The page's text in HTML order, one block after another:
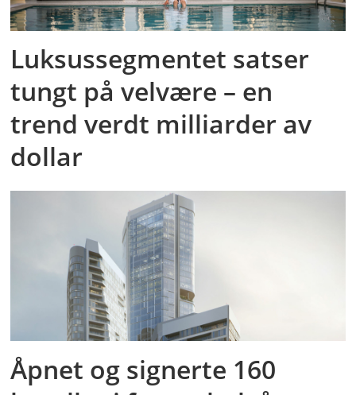
Luksussegmentet satser
tungt på velvære – en
trend verdt milliarder av
dollar
Åpnet og signerte 160